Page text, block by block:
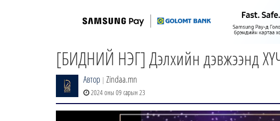
[БИДНИЙ НЭГ] Дэлхийн дэвжээнд
Автор | Zindaa.mn
2024 оны 09 сарын 23